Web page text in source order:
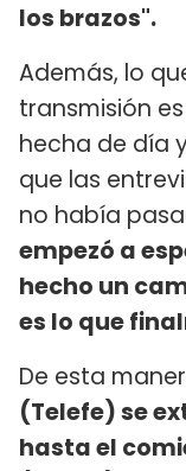
los brazos".
Además, lo
transmisión
hecha de día
que las
no había
empezó a
hecho un
es lo que
De esta
(Telefe) se
hasta el